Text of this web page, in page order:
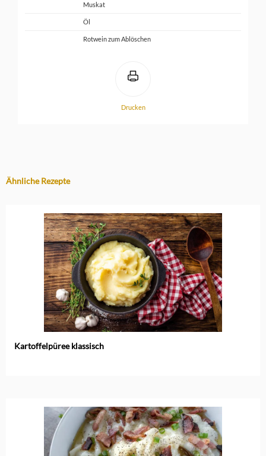
Muskat
Öl
Rotwein zum Ablöschen
Drucken
Ähnliche Rezepte
Kartoffelpüree klassisch